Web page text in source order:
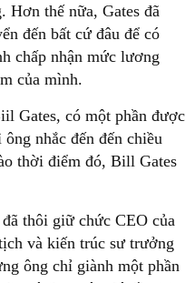
Hơn thế nữa, Gates đã
đến bất cứ đâu để có
chấp nhận mức lương
của mình.
Gates, có một phần được
nhắc đến đến chiều
thời điểm đó, Bill Gates
thôi giữ chức CEO của
và kiến trúc sư trưởng
ông chỉ giành một phần